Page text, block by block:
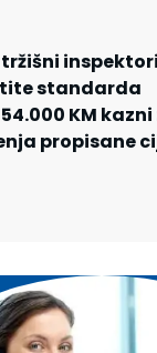
standarda
KM kazni
propisane